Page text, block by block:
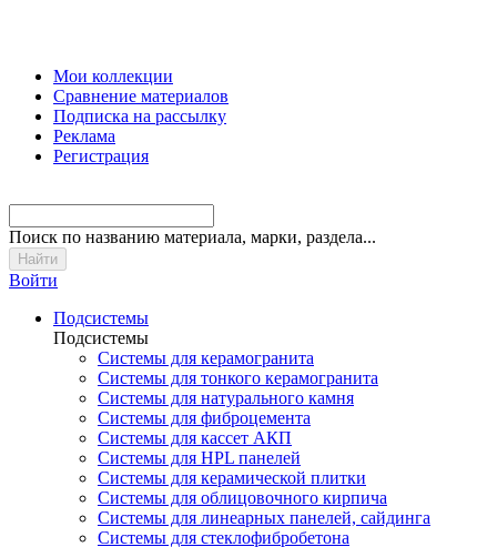
Мои коллекции
Сравнение материалов
Подписка на рассылку
Реклама
Регистрация
Поиск по названию материала, марки, раздела...
Войти
Подсистемы
Подсистемы
Системы для керамогранита
Системы для тонкого керамогранита
Системы для натурального камня
Системы для фиброцемента
Системы для кассет АКП
Системы для HPL панелей
Системы для керамической плитки
Системы для облицовочного кирпича
Системы для линеарных панелей, сайдинга
Системы для стеклофибробетона